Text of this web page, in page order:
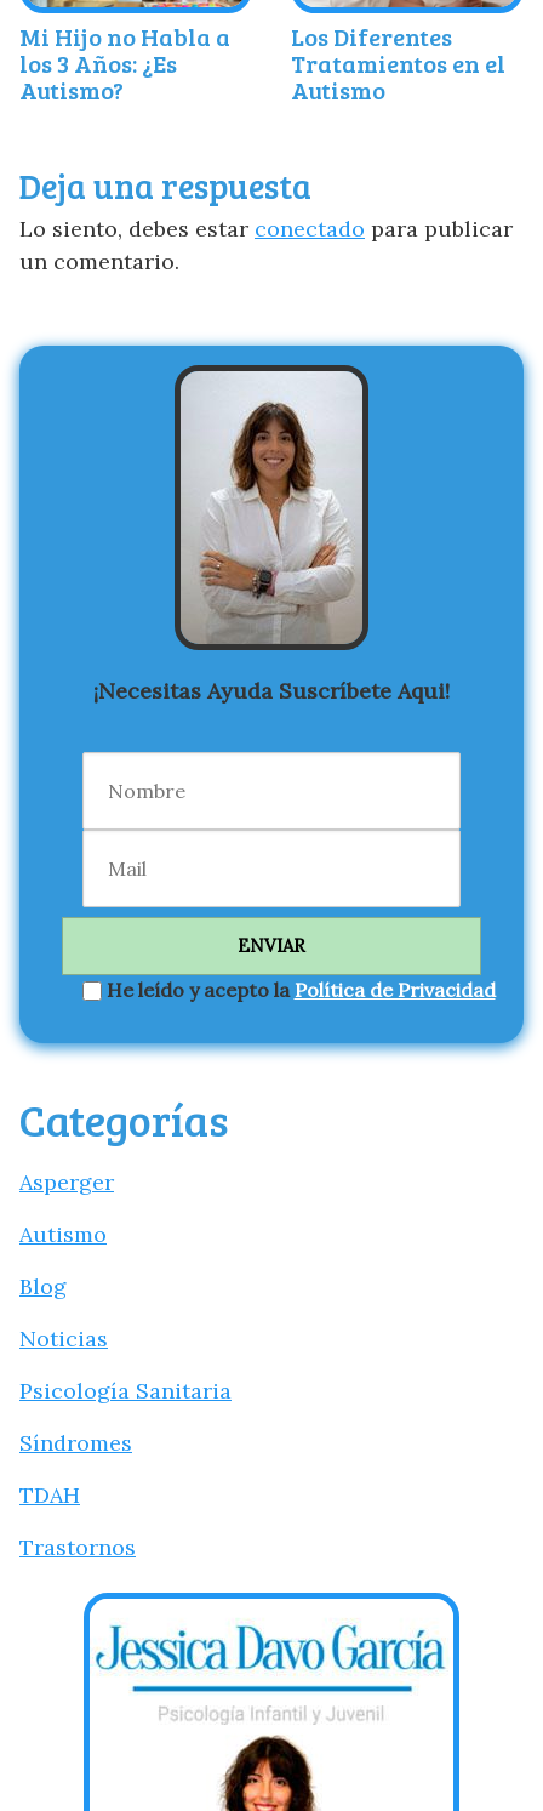
Mi Hijo no Habla a
los 3 Años: ¿Es
Autismo?
Los Diferentes
Tratamientos en el
Autismo
Deja una respuesta
Lo siento, debes estar conectado para publicar
un comentario.
¡Necesitas Ayuda Suscríbete Aqui!
He leído y acepto la Política de Privacidad
Categorías
Asperger
Autismo
Blog
Noticias
Psicología Sanitaria
Síndromes
TDAH
Trastornos